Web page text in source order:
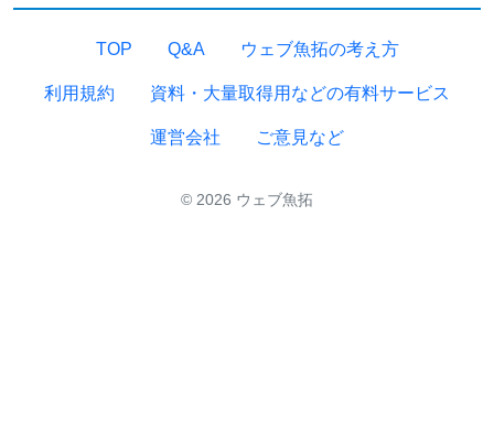
TOP Q&A ウェブ魚拓の考え方
利用規約 資料・大量取得用などの有料サービス
運営会社 ご意見など
© 2026 ウェブ魚拓